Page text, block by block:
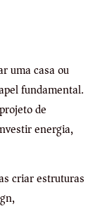
uma casa ou
fundamental.
de
energia,
criar estruturas